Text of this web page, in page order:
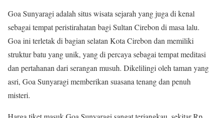
Goa Sunyaragi adalah situs wisata sejarah yang juga di kenal
sebagai tempat peristirahatan bagi Sultan Cirebon di masa lalu.
Goa ini terletak di bagian selatan Kota Cirebon dan memiliki
struktur batu yang unik, yang di percaya sebagai tempat meditasi
dan pertahanan dari serangan musuh. Dikelilingi oleh taman yang
asri, Goa Sunyaragi memberikan suasana tenang dan penuh
misteri.